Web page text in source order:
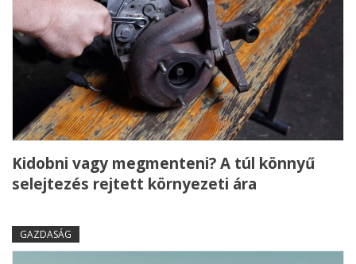
Kidobni vagy megmenteni? A túl könnyű
selejtezés rejtett környezeti ára
GAZDASÁG